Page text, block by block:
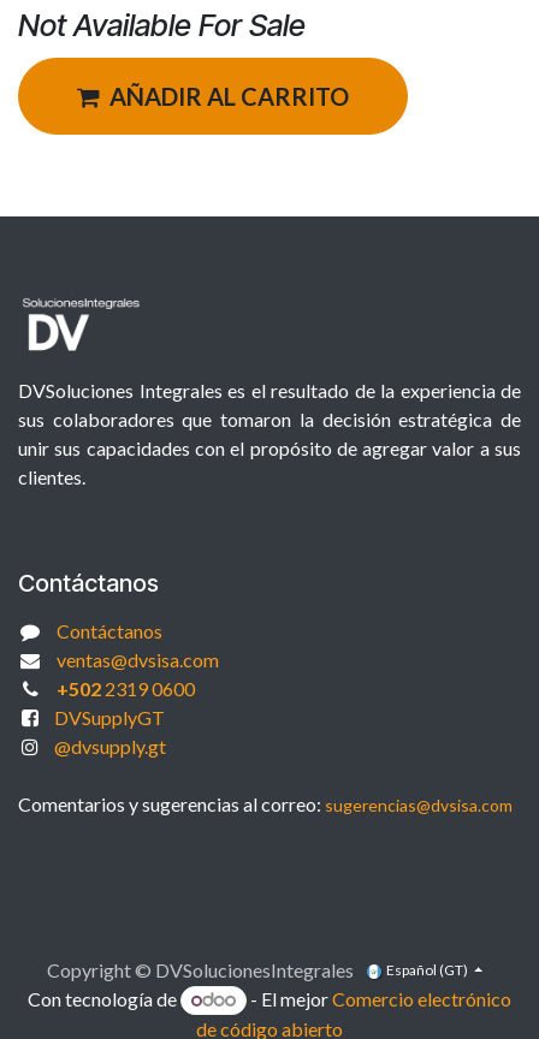
Not Available For Sale
AÑADIR AL CARRITO
DVSoluciones Integrales es el resultado de la experiencia de
sus colaboradores que tomaron la decisión estratégica de
unir sus capacidades con el propósito de agregar valor a sus
clientes.
Contáctanos
Contáctanos
ventas@dvsisa.com
+5022319 0600
DVSupplyGT
@dvsupply.gt
Comentarios y sugerencias al correo: sugerencias@dvsisa.com
Copyright © DVSolucionesIntegrales Español (GT)
Con tecnología de - El mejorComercio electrónico
de código abierto